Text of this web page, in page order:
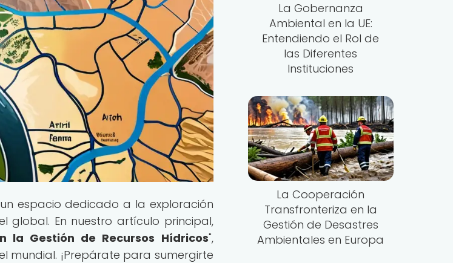
espacio dedicado a la exploración
global. En nuestro artículo principal,
la Gestión de Recursos Hídricos",
mundial. ¡Prepárate para sumergirte
La Gobernanza
Ambiental en la UE:
Entendiendo el Rol de
las Diferentes
Instituciones
La Cooperación
Transfronteriza en la
Gestión de Desastres
Ambientales en Europa